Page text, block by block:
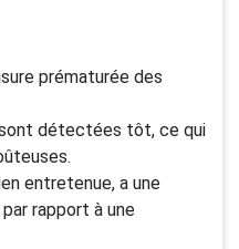
prématurée des
détectées tôt, ce qui
entretenue, a une
rapport à une